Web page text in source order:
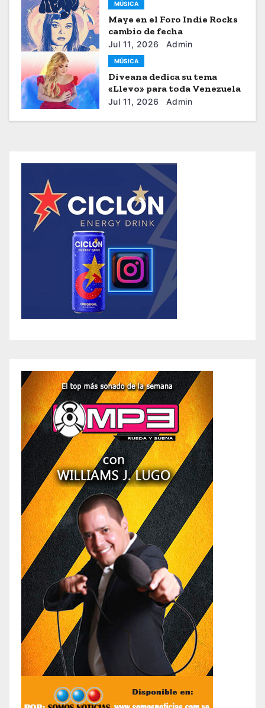
MÚSICA
Maye en el Foro Indie Rocks
cambio de fecha
Jul 11, 2026 Admin
MÚSICA
Diveana dedica su tema
«Llevo» para toda Venezuela
Jul 11, 2026 Admin